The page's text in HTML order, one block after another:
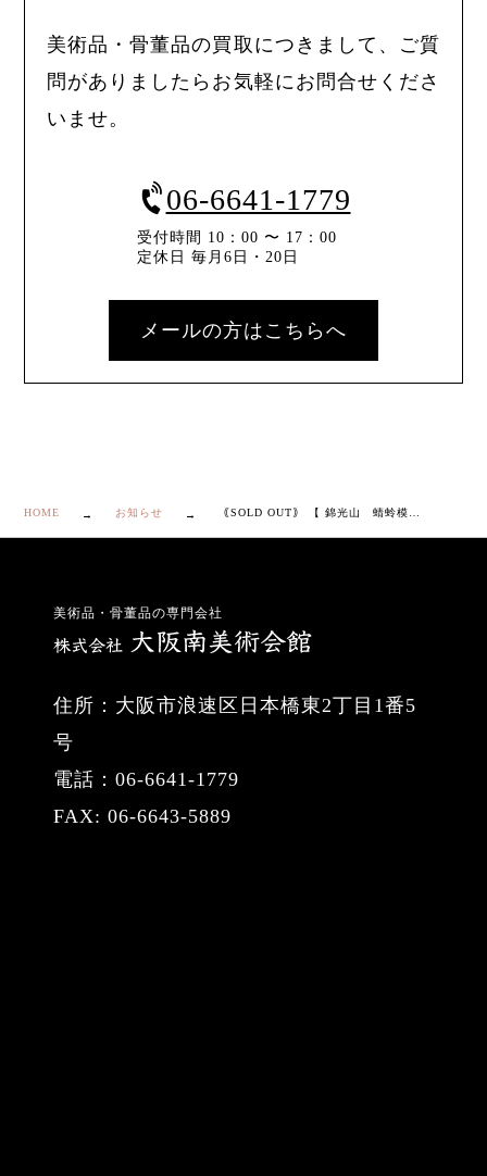
美術品・骨董品の買取につきまして、ご質
問がありましたらお気軽にお問合せくださ
いませ。
06-6641-1779
受付時間 10：00 〜 17：00
定休日 毎月6日・20日
メールの方はこちらへ
HOME お知らせ
美術品・骨董品の専門会社
住所：大阪市浪速区日本橋東2丁目1番5
号
電話：06-6641-1779
FAX: 06-6643-5889